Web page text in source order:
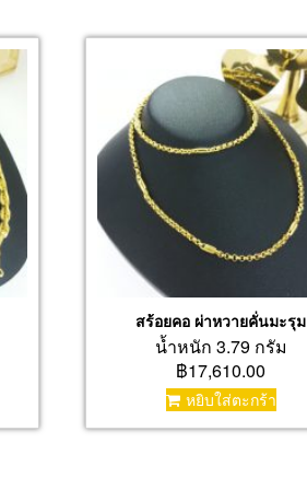
สร้อยคอ ผ่าหวายคั่นมะรุม
น้ำหนัก 3.79 กรัม
฿17,610.00
หยิบใส่ตะกร้า